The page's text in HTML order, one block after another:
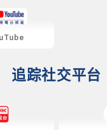
追踪社交平台